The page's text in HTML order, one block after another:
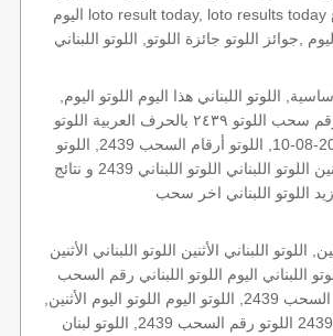
اليوم loto result today, loto results today اللوتو هذا الاسبوع
اللوتو اللبناني هذا اليوم اللوتو اليوم,
اللوتو 2439 عو رقم سحب اللوتو ٢٤٣٩ بالحرف العربية اللوتو
1718, اللوتو 2026-08-10, اللوتو أرقام السحب 2439, اللوتو
الأثنين, 2439 الأثنين اللوتو اللبناني اللوتو اللبناني 2439 و نتائج
اللوتو اللبناني الأثنين اللوتو اللبناني الأثنين
08-10, اللوتو اللبناني اليوم اللوتو اللبناني رقم السحب
اللوتو اللبناني رقم السحب 2439, اللوتو اليوم اللوتو اليوم الأثنين,
اللوتو اليوم زيد 2439 اللوتو رقم السحب 2439, اللوتو لبنان